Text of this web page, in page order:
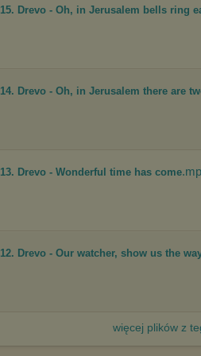
Pełną
http://
15. Drevo - Oh, in Jerusalem bells ring
14. Drevo - Oh, in Jerusalem there are
13. Drevo - Wonderful time has come
12. Drevo - Our watcher, show us the
więcej plików z